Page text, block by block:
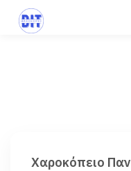
Χαροκόπειο